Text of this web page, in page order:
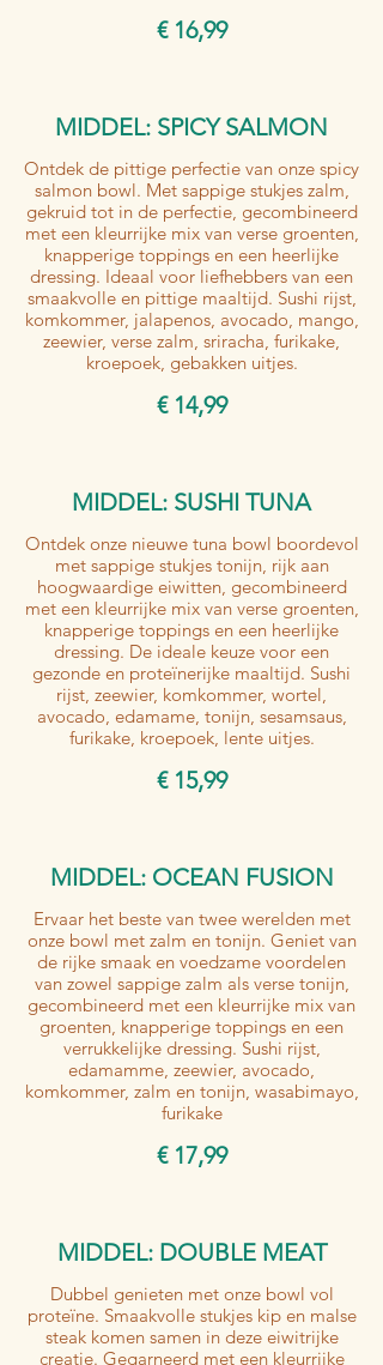
€ 16,99
MIDDEL: SPICY SALMON
Ontdek de pittige perfectie van onze spicy
salmon bowl. Met sappige stukjes zalm,
gekruid tot in de perfectie, gecombineerd
met een kleurrijke mix van verse groenten,
knapperige toppings en een heerlijke
dressing. Ideaal voor liefhebbers van een
smaakvolle en pittige maaltijd. Sushi rijst,
komkommer, jalapenos, avocado, mango,
zeewier, verse zalm, sriracha, furikake,
kroepoek, gebakken uitjes.
€ 14,99
MIDDEL: SUSHI TUNA
Ontdek onze nieuwe tuna bowl boordevol
met sappige stukjes tonijn, rijk aan
hoogwaardige eiwitten, gecombineerd
met een kleurrijke mix van verse groenten,
knapperige toppings en een heerlijke
dressing. De ideale keuze voor een
gezonde en proteïnerijke maaltijd. Sushi
rijst, zeewier, komkommer, wortel,
avocado, edamame, tonijn, sesamsaus,
furikake, kroepoek, lente uitjes.
€ 15,99
MIDDEL: OCEAN FUSION
Ervaar het beste van twee werelden met
onze bowl met zalm en tonijn. Geniet van
de rijke smaak en voedzame voordelen
van zowel sappige zalm als verse tonijn,
gecombineerd met een kleurrijke mix van
groenten, knapperige toppings en een
verrukkelijke dressing. Sushi rijst,
edamamme, zeewier, avocado,
komkommer, zalm en tonijn, wasabimayo,
furikake
€ 17,99
MIDDEL: DOUBLE MEAT
Dubbel genieten met onze bowl vol
proteïne. Smaakvolle stukjes kip en malse
steak komen samen in deze eiwitrijke
creatie. Gegarneerd met een kleurrijke